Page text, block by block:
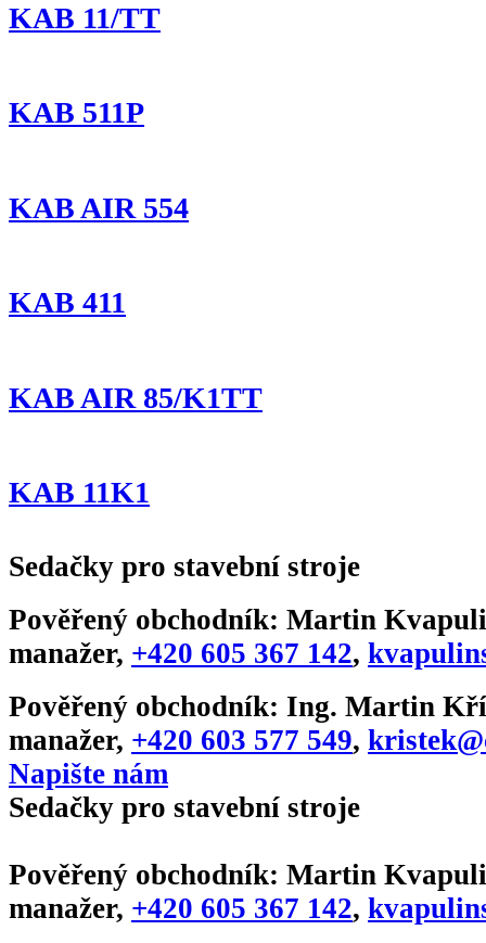
KAB 11/TT
KAB 511P
KAB AIR 554
KAB 411
KAB AIR 85/K1TT
KAB 11K1
Sedačky pro stavební stroje
Pověřený obchodník: Martin
manažer, +420 605 367 142,
Pověřený obchodník: Ing. Martin
manažer, +420 603 577 549,
Napište nám
Sedačky pro stavební stroje
Pověřený obchodník: Martin
manažer, +420 605 367 142,